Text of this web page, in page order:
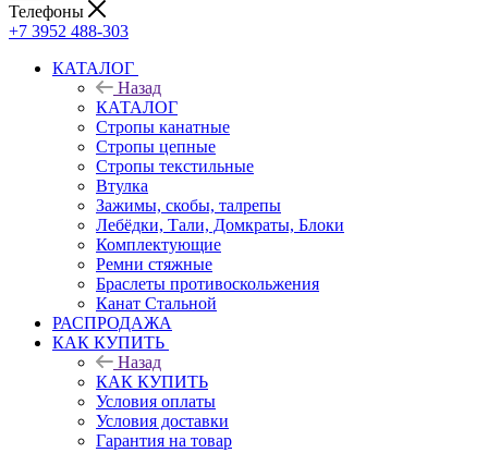
Телефоны
+7 3952 488-303
КАТАЛОГ
Назад
КАТАЛОГ
Стропы канатные
Стропы цепные
Стропы текстильные
Втулка
Зажимы, скобы, талрепы
Лебёдки, Тали, Домкраты, Блоки
Комплектующие
Ремни стяжные
Браслеты противоскольжения
Канат Стальной
РАСПРОДАЖА
КАК КУПИТЬ
Назад
КАК КУПИТЬ
Условия оплаты
Условия доставки
Гарантия на товар